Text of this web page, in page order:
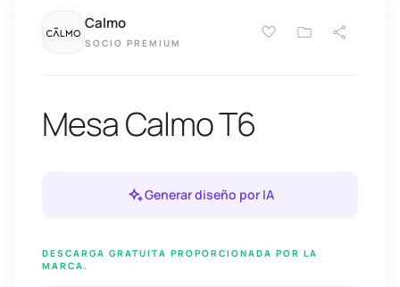
Calmo
SOCIO PREMIUM
Mesa Calmo T6
Generar diseño por IA
DESCARGA GRATUITA PROPORCIONADA POR LA
MARCA.